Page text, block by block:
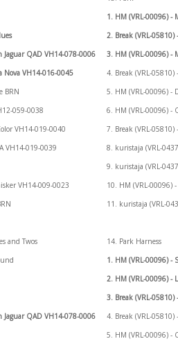
QAD VH14-078-0006
Nova VH14-016-0045
BRN
059-0038
VH14-019-0040
VH14-019-0039
VH14-009-0023
and Twos
QAD VH14-078-0006
1. HM (VRL-00096) -
2. Break (VRL-
3. HM (VRL-00096) -
4. Break (VRL-
5. HM (VRL-00096) -
6. HM (VRL-00096) -
7. Break (VRL-
8. kuristaja (VRL-
9. kuristaja (VRL-
10. HM (VRL-00096)
11. kuristaja (VRL-
14. Park Harness
1. HM (VRL-00096) -
2. HM (VRL-00096) -
3. Break (VRL-
4. Break (VRL-
5. HM (VRL-00096) -